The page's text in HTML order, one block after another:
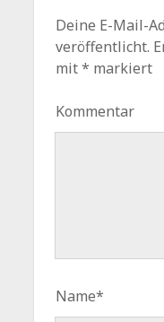
Deine E-Mail-
veröffentlicht.
mit* markiert
Kommentar
Name*